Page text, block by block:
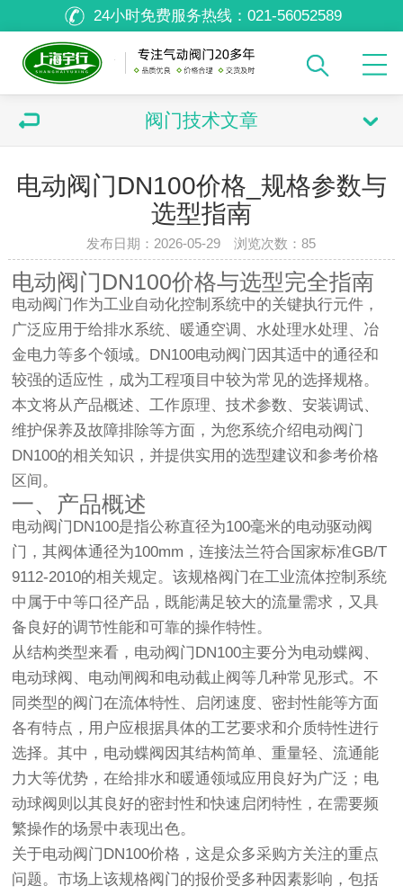
24小时免费服务热线： 021-56052589
阀门技术文章
电动阀门DN100价格_规格参数与
选型指南
发布日期：2026-05-29 浏览次数：85
电动阀门DN100价格与选型完全指南
电动阀门作为工业自动化控制系统中的关键执行元件，
广泛应用于给排水系统、暖通空调、水处理水处理、冶
金电力等多个领域。DN100电动阀门因其适中的通径和
较强的适应性，成为工程项目中较为常见的选择规格。
本文将从产品概述、工作原理、技术参数、安装调试、
维护保养及故障排除等方面，为您系统介绍电动阀门
DN100的相关知识，并提供实用的选型建议和参考价格
区间。
一、产品概述
电动阀门DN100是指公称直径为100毫米的电动驱动阀
门，其阀体通径为100mm，连接法兰符合国家标准GB/T
9112-2010的相关规定。该规格阀门在工业流体控制系统
中属于中等口径产品，既能满足较大的流量需求，又具
备良好的调节性能和可靠的操作特性。
从结构类型来看，电动阀门DN100主要分为电动蝶阀、
电动球阀、电动闸阀和电动截止阀等几种常见形式。不
同类型的阀门在流体特性、启闭速度、密封性能等方面
各有特点，用户应根据具体的工艺要求和介质特性进行
选择。其中，电动蝶阀因其结构简单、重量轻、流通能
力大等优势，在给排水和暖通领域应用良好为广泛；电
动球阀则以其良好的密封性和快速启闭特性，在需要频
繁操作的场景中表现出色。
关于电动阀门DN100价格，这是众多采购方关注的重点
问题。市场上该规格阀门的报价受多种因素影响，包括